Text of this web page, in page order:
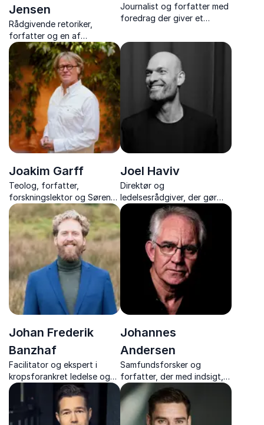
Jensen
Rådgivende retoriker,
forfatter og en af
Danmarks mest erfarne
formidlere inden for
kommunikation og
forhandling.
Journalist og forfatter med
foredrag der giver et
embedsværk og
demokratiets skjulte
mekanismer.
Joakim Garff
Teolog, forfatter,
forskningslektor og Søren
Kierkegaard-ekspert, der
formidler filosofi og
eksistens med indsigt,
humor og passion.
Joel Haviv
Direktør og
ledelsesrådgiver, der gør
strategi anvendelig i praksis
Johan Frederik
Banzhaf
Facilitator og ekspert i
kropsforankret ledelse og
menneskelig
bæredygtighed.
Johannes
Andersen
Samfundsforsker og
forfatter, der med indsigt,
humor og kant formidler
nutidens tendenser og
demokratiets udfordringer.